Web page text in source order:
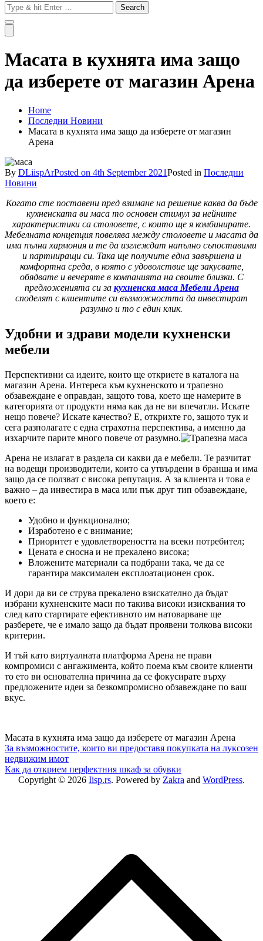
Search
for:
Масата в кухнята има защо
да изберете от магазин Арена
Home
Последни Новини
Масата в кухнята има защо да изберете от магазин
Арена
By DLiispArPosted on 4th September 2021Posted in Последни
Новини
Когато сте поставени пред взимане на решение каква да бъде
кухненската ви маса то основен стимул за нейните
характеристики са столовете, с които ще я комбинирате.
Мебелната концепция повелява между столовете и масата да
има пълна хармония и те да изглеждат напълно съпоставими
и партниращи си. Така ще получите една завършена и
комфортна среда, в която с удоволствие ще закусвате,
обядвате и вечеряте в компанията на своите близки. С
предложенията си за кухненска маса Мебели Арена
споделят с клиентите си възможността да инвестират
разумно и то с един клик.
Удобни и здрави модели кухненски
мебели
Перспективни са идеите, които ще откриете в каталога на
магазин Арена. Интереса към кухненското и трапезно
обзавеждане е оправдан, защото това, което ще намерите в
категорията от продукти няма как да не ви впечатли. Искате
нещо повече? Искате качество? Е, открихте го, защото тук и
сега разполагате с една страхотна перспектива, а именно да
изхарчите парите много повече от разумно.
Арена не излагат в раздела си какви да е мебели. Те разчитат
на водещи производители, които са утвърдени в бранша и има
защо да се ползват с висока репутация. А за клиента и това е
важно – да инвестира в маса или пък друг тип обзавеждане,
което е:
Удобно и функционално;
Изработено е с внимание;
Приоритет е удовлетвореността на всеки потребител;
Цената е сносна и не прекалено висока;
Вложените материали са подбрани така, че да се
гарантира максимален експлоатационен срок.
И дори да ви се струва прекалено взискателно да бъдат
избрани кухненските маси по такива високи изисквания то
след като стартирате ефективното им натоварване ще
разберете, че е имало защо да бъдат проявени толкова високи
критерии.
И тъй като виртуалната платформа Арена не прави
компромиси с ангажимента, който поема към своите клиенти
то ето ви основателна причина да се фокусирате върху
предложените идеи за безкомпромисно обзавеждане по ваш
вкус.
Масата в кухнята има защо да изберете от магазин Арена
Post
navigation
За възможностите, които ви предоставя покупката на луксозен
недвижим имот
Как да открием перфектния шкаф за обувки
Copyright © 2026 Iisp.rs. Powered by Zakra and WordPress.